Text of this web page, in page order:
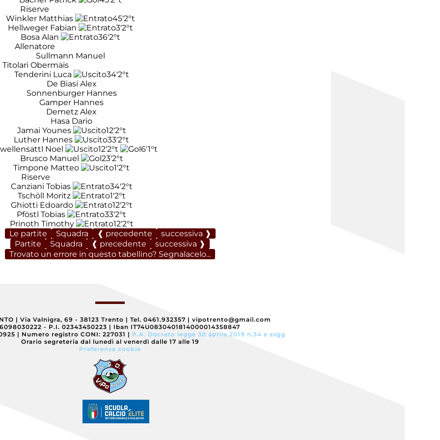
Riserve
Winkler Matthias
45'2°t
Hellweger Fabian
3'2°t
Bosa Alan
36'2°t
Allenatore
Sullmann Manuel
Titolari Obermais
Tenderini Luca
34'2°t
De Biasi Alex
Sonnenburger Hannes
Gamper Hannes
Demetz Alex
Hasa Dario
Jamai Younes
12'2°t
Luther Hannes
33'2°t
Noel
12'2°t 6'1°t
Brusco Manuel
23'2°t
Timpone Matteo
1'2°t
Riserve
Canziani Tobias
34'2°t
Tschöll Moritz
1'2°t
Ghiotti Edoardo
12'2°t
Pföstl Tobias
33'2°t
Prinoth Timothy
12'2°t
Le partite
Squadra ❰ precedente
successiva ❱
Partite
Squadra ❰ precedente
successiva ❱
Trovato un errore in questo tabellino? Segnalacelo...
| Via Valnigra, 69 - 38123 Trento | Tel. 0461.932357 | vipotrento@gmail.com
- P.I. 02343450223 | Iban IT74U0830401814000014358847
| Numero registro CONI: 227031 | P.A. Decreto legge 30 aprile 2019 n.34 e ssgg
Orario segreteria dal lunedì al venerdì dalle 17 alle 19
Preferenze cookie